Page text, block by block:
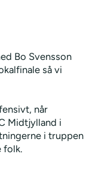
Bo Svensson
så vi
når
Midtjylland i
i truppen
folk.